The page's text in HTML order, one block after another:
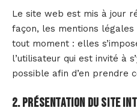
Le site web est mis à jour
façon, les mentions
tout moment : elles
l’utilisateur qui est invité à
possible afin d’en prendre
2. Présentation du site